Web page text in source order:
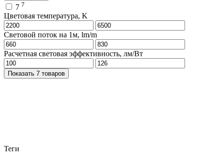
7 7
Цветовая температура, K
Световой поток на 1м, lm/m
Расчетная световая эффективность, лм/Вт
Показать 7 товаров
Теги